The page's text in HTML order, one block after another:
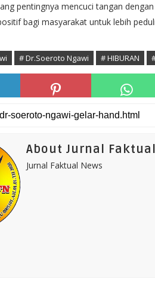
pentingnya mencuci tangan
bagi masyarakat untuk lebih
# Dr.Soeroto Ngawi # HIBURAN
About Jurnal
Jurnal Faktual News